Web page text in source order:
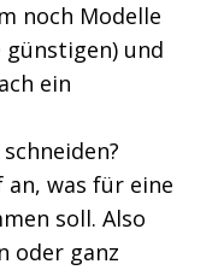
noch Modelle
und
ein
was für eine
soll. Also
oder ganz